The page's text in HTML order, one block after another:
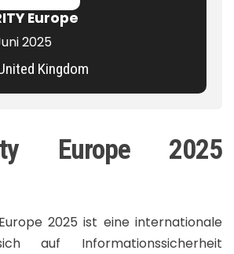
Europe
2025
Kingdom
Europe 2025
2025 ist eine internationale
auf Informationssicherheit